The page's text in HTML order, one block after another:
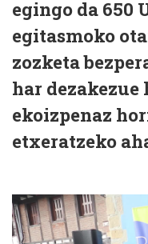
egingo da 650
egitasmoko
zozketa
har
ekoizpenaz
etxeratzeko